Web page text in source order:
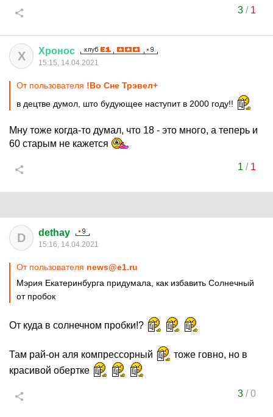
3/ 1
Х Хронос
15:15, 14.04.2021
От пользователя !Во Сне Трэвел+
в децтве думол, што будующее наступит в 2000 году!!
Мну тоже когда-то думал, что 18 - это много, а теперь и
60 старым не кажется
1 / 1
D dethay
15:16, 14.04.2021
От пользователя news@e1.ru
Мэрия Екатеринбурга придумала, как избавить Солнечный
от пробок
От куда в солнечном пробки!?
Там рай-он аля компрессорный
тоже говно, но в
красивой обертке
3/0